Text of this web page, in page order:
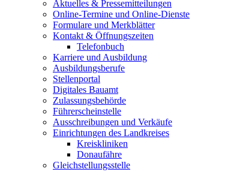
Aktuelles & Pressemitteilungen
Online-Termine und Online-Dienste
Formulare und Merkblätter
Kontakt & Öffnungszeiten
Telefonbuch
Karriere und Ausbildung
Ausbildungsberufe
Stellenportal
Digitales Bauamt
Zulassungsbehörde
Führerscheinstelle
Ausschreibungen und Verkäufe
Einrichtungen des Landkreises
Kreiskliniken
Donaufähre
Gleichstellungsstelle